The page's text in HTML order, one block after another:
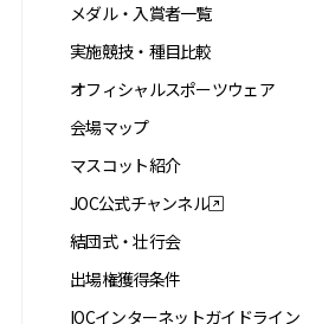
メダル・入賞者一覧
実施競技・種目比較
オフィシャルスポーツウェア
会場マップ
マスコット紹介
JOC公式チャンネル
結団式・壮行会
出場権獲得条件
IOCインターネットガイドライン